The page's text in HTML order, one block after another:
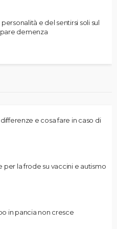
e del sentirsi soli sul
demenza
e cosa fare in caso di
per la frode su vaccini e autismo
in pancia non cresce